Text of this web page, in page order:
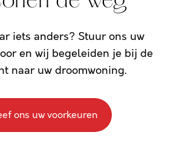
iets anders? Stuur ons uw
en wij begeleiden je bij de
naar uw droomwoning.
ons uw voorkeuren